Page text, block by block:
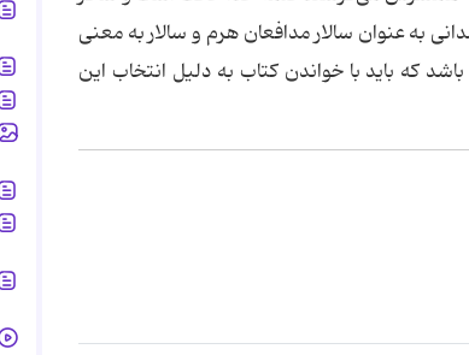
عنوان سالار مدافعان هرم و سالار به معنی
که باید با خواندن کتاب به دلیل انتخاب این